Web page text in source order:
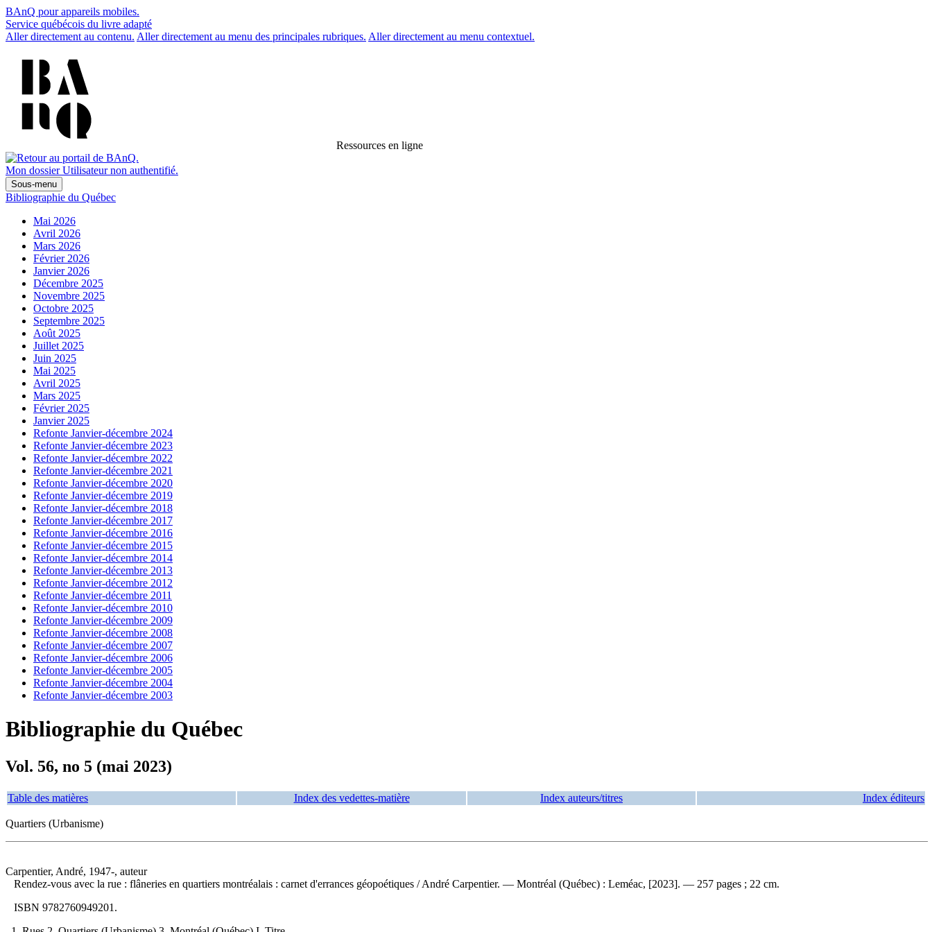
BAnQ pour appareils mobiles.
Service québécois du livre adapté
Aller directement au contenu. Aller directement au menu des principales rubriques. Aller directement au menu contextuel.
Ressources en ligne
Mon dossier Utilisateur non authentifié.
Sous-menu
Bibliographie du Québec
Mai 2026
Avril 2026
Mars 2026
Février 2026
Janvier 2026
Décembre 2025
Novembre 2025
Octobre 2025
Septembre 2025
Août 2025
Juillet 2025
Juin 2025
Mai 2025
Avril 2025
Mars 2025
Février 2025
Janvier 2025
Refonte Janvier-décembre 2024
Refonte Janvier-décembre 2023
Refonte Janvier-décembre 2022
Refonte Janvier-décembre 2021
Refonte Janvier-décembre 2020
Refonte Janvier-décembre 2019
Refonte Janvier-décembre 2018
Refonte Janvier-décembre 2017
Refonte Janvier-décembre 2016
Refonte Janvier-décembre 2015
Refonte Janvier-décembre 2014
Refonte Janvier-décembre 2013
Refonte Janvier-décembre 2012
Refonte Janvier-décembre 2011
Refonte Janvier-décembre 2010
Refonte Janvier-décembre 2009
Refonte Janvier-décembre 2008
Refonte Janvier-décembre 2007
Refonte Janvier-décembre 2006
Refonte Janvier-décembre 2005
Refonte Janvier-décembre 2004
Refonte Janvier-décembre 2003
Bibliographie du Québec
Vol. 56, no 5 (mai 2023)
Table des matières Index des vedettes-matière Index auteurs/titres Index éditeurs
Quartiers (Urbanisme)
Carpentier, André, 1947-, auteur
Rendez-vous avec la rue : flâneries en quartiers montréalais : carnet d'errances géopoétiques / André Carpentier. — Montréal (Québec) : Leméac, [2023]. — 257 pages ; 22 cm.
ISBN 9782760949201 .